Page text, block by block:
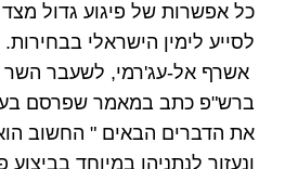
כל אפשרות של פיגוע גדול
לסייע לימין הישראלי בבחירות.
אשרף אל-עג'רמי, לשעבר השר
ברש"פ כתב במאמר שפרסם
את הדברים הבאים " החשוב
ונעזור לנתניהו במיוחד